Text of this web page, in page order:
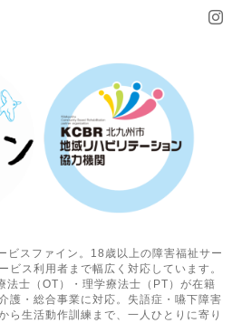
ビスファイン。18歳以上の障害福祉サー
ビス利用者まで幅広く対応しています。
法士（OT）・理学療法士（PT）が在籍
護・総合事業に対応。失語症・嚥下障害
ら生活動作訓練まで、一人ひとりに寄り